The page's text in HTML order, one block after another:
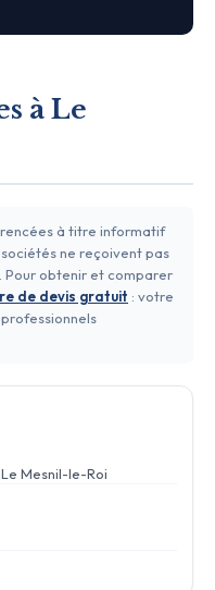
à Le
à titre informatif
ne reçoivent pas
Pour obtenir et comparer
de devis gratuit : votre
Mesnil-le-Roi